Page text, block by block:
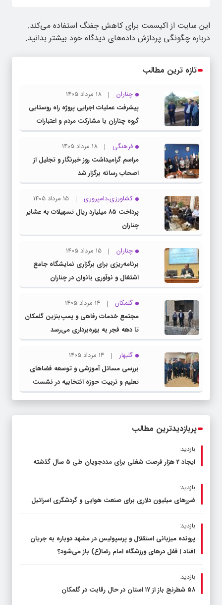
این سایت از اکیسمت برای کاهش جفنگ استفاده می‌کند.
درباره چگونگی پردازش داده‌های دیدگاه خود بیشتر بدانید.
تازه ترین مطالب
چناران
18 مرداد 1405
پیشرفت عملیات اجرایی پروژه راه روستایی
گروه چناران با مشارکت مردم و اعتبارات
دولتی
فرهنگی
18 مرداد 1405
مراسم گرامیداشت روز خبرنگار و تجلیل از
اصحاب رسانه برگزار شد
کشاورزی،دامپروری
15 مرداد 1405
پرداخت ۸۵ میلیارد ریال تسهیلات به عشایر
چناران
چناران
15 مرداد 1405
برنامه‌ریزی برای برگزاری نمایشگاه جامع
اشتغال و نوآوری بانوان در چناران
گلمکان
14 مرداد 1405
مجتمع خدمات رفاهی و پمپ‌بنزین گلمکان
تا دهه فجر به بهره‌برداری می‌رسد
گلبهار
14 مرداد 1405
بررسی مسائل آموزشی و توسعه فضاهای
تعلیم و تربیت حوزه انتخابیه در نشست
مشترک عضو کمیسیون آموزش مجلس با
پربازدیدترین مطالب
بازدید:
ایجاد 2 هزار فرصت شغلی برای مددجویان طی ۵ سال گذشته
بازدید:
ضررهای میلیون دلاری برای صنعت هوایی و گردشگری اسرائیل
بازدید:
پرونده میزبانی استقلال و پرسپولیس در مشهد دوباره به جریان
افتاد | قفل در‌های ورزشگاه امام رضا(ع) باز می‌شود؟
بازدید:
۵۸ شطرنج‌ باز از ۱۷ استان در حال رقابت در گلمکان